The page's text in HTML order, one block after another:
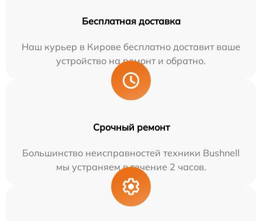
Бесплатная доставка
Наш курьер в Кирове бесплатно доставит ваше
устройство на ремонт и обратно.
Срочный ремонт
Большинство неисправностей техники Bushnell
мы устраняем в течение 2 часов.